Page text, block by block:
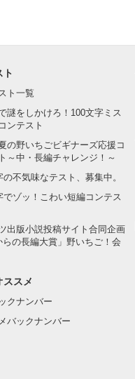
ト
ト一覧
謎をしかけろ！100文字ミス
ンテスト
の野いちごビギナーズ応援コ
～中・長編チャレンジ！～
の不気味なテスト、募集中。
でゾッ！こわい短編コンテス
出版小説投稿サイト合同企画
らの長編大賞」野いちご！会
ススメ
クナンバー
バックナンバー